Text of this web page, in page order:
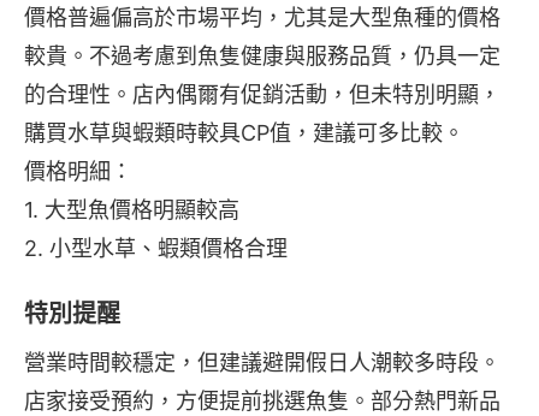
價格普遍偏高於市場平均，尤其是大型魚種的價格
較貴。不過考慮到魚隻健康與服務品質，仍具一定
的合理性。店內偶爾有促銷活動，但未特別明顯，
購買水草與蝦類時較具CP值，建議可多比較。
價格明細：
1. 大型魚價格明顯較高
2. 小型水草、蝦類價格合理
特別提醒
營業時間較穩定，但建議避開假日人潮較多時段。
店家接受預約，方便提前挑選魚隻。部分熱門新品